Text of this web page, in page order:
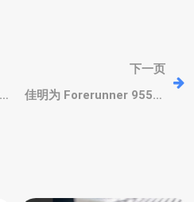
下一页
佳明为 Forerunner 955、